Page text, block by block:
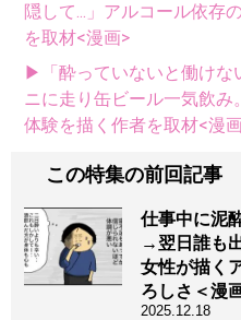
隠して...」アルコール依存
を取材<漫画>
▶「酔っていないと働けな
ニに走り缶ビール一気飲み
体験を描く作者を取材<漫
この特集の前回記事
仕事中に泥
→翌日誰も
女性が描く
ろしさ＜漫
2025.12.18